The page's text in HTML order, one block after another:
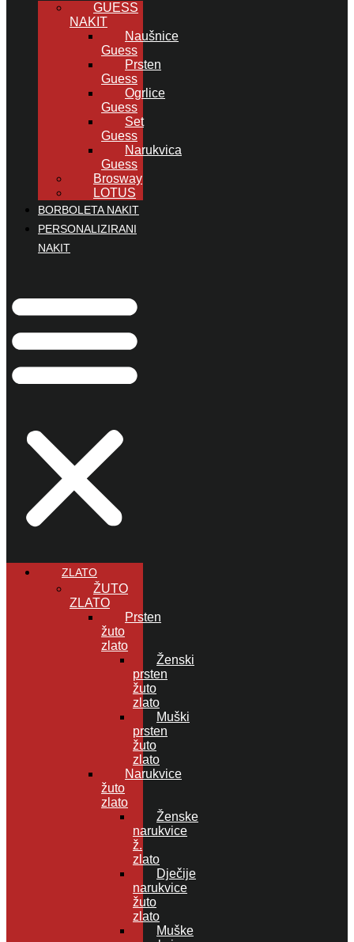
GUESS
NAKIT
Naušnice
Guess
Prsten
Guess
Ogrlice
Guess
Set
Guess
Narukvica
Guess
Brosway
LOTUS
BORBOLETA NAKIT
PERSONALIZIRANI
NAKIT
ZLATO
ŽUTO
ZLATO
Prsten
žuto
zlato
Ženski
prsten
žuto
zlato
Muški
prsten
žuto
zlato
Narukvice
žuto
zlato
Ženske
narukvice
ž.
zlato
Dječije
narukvice
žuto
zlato
Muške